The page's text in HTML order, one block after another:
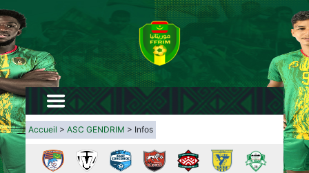
Accueil >ASC GENDRIM > Infos